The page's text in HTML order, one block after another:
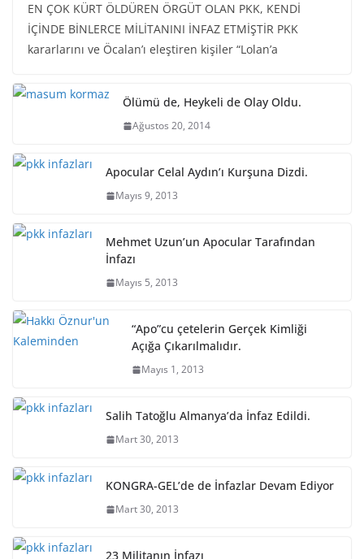
EN ÇOK KÜRT ÖLDÜREN ÖRGÜT OLAN PKK, KENDİ
İÇİNDE BİNLERCE MİLİTANINI İNFAZ ETMİŞTİR PKK
kararlarını ve Öcalan’ı eleştiren kişiler “Lolan’a
Ölümü de, Heykeli de Olay Oldu.
Ağustos 20, 2014
Apocular Celal Aydın’ı Kurşuna Dizdi.
Mayıs 9, 2013
Mehmet Uzun’un Apocular Tarafından
İnfazı
Mayıs 5, 2013
“Apo”cu çetelerin Gerçek Kimliği
Açığa Çıkarılmalıdır.
Mayıs 1, 2013
Salih Tatoğlu Almanya’da İnfaz Edildi.
Mart 30, 2013
KONGRA-GEL’de de İnfazlar Devam Ediyor
Mart 30, 2013
23 Militanın İnfazı